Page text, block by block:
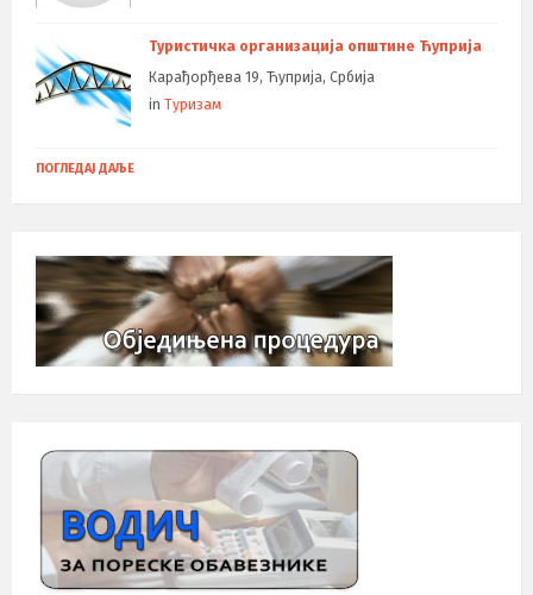
Туристичка организација општине Ћуприја
Карађорђева 19, Ћуприја, Србија
in Туризам
ПОГЛЕДАЈ ДАЉЕ